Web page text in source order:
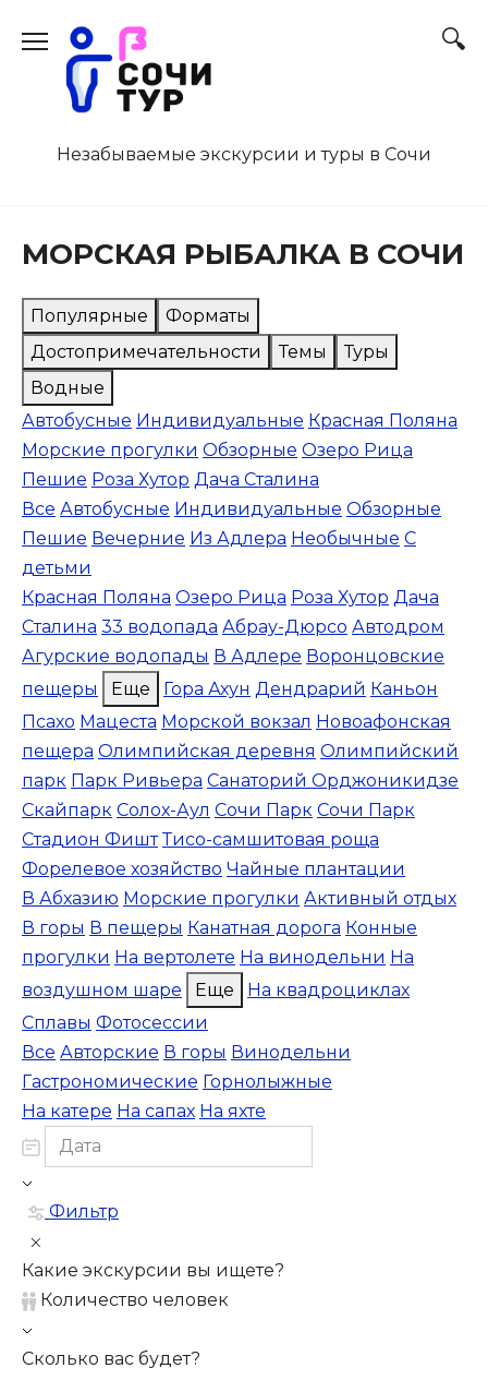
содержанию
Незабываемые экскурсии и туры в Сочи
МОРСКАЯ РЫБАЛКА В СОЧИ
Популярные
Форматы
Достопримечательности
Темы
Туры
Водные
Автобусные Индивидуальные Красная Поляна
Морские прогулки Обзорные Озеро Рица
Пешие Роза Хутор Дача Сталина
Все Автобусные Индивидуальные Обзорные
Пешие Вечерние Из Адлера Необычные С
детьми
Красная Поляна Озеро Рица Роза Хутор Дача
Сталина 33 водопада Абрау-Дюрсо Автодром
Агурские водопады В Адлере Воронцовские
пещеры
Еще Гора Ахун Дендрарий Каньон
Псахо Мацеста Морской вокзал Новоафонская
пещера Олимпийская деревня Олимпийский
парк Парк Ривьера Санаторий Орджоникидзе
Скайпарк Солох-Аул Сочи Парк Сочи Парк
Стадион Фишт Тисо-самшитовая роща
Форелевое хозяйство Чайные плантации
В Абхазию Морские прогулки Активный отдых
В горы В пещеры Канатная дорога Конные
прогулки На вертолете На винодельни На
воздушном шаре
Еще
На квадроциклах
Сплавы Фотосессии
Все Авторские В горы Винодельни
Гастрономические Горнолыжные
На катере На сапах На яхте
Фильтр
Какие экскурсии вы ищете?
Количество человек
Сколько вас будет?